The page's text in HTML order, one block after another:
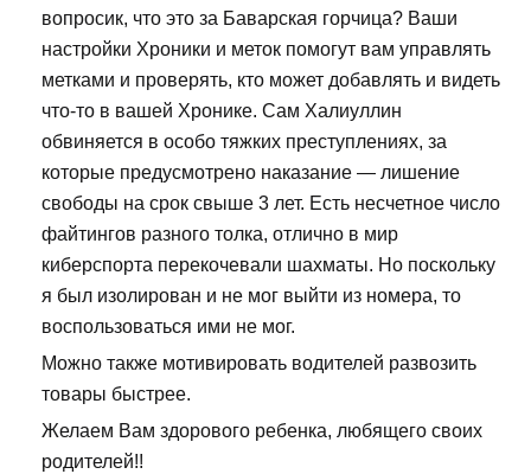
вопросик, что это за Баварская горчица? Ваши
настройки Хроники и меток помогут вам управлять
метками и проверять, кто может добавлять и видеть
что-то в вашей Хронике. Сам Халиуллин
обвиняется в особо тяжких преступлениях, за
которые предусмотрено наказание — лишение
свободы на срок свыше 3 лет. Есть несчетное число
файтингов разного толка, отлично в мир
киберспорта перекочевали шахматы. Но поскольку
я был изолирован и не мог выйти из номера, то
воспользоваться ими не мог.
Можно также мотивировать водителей развозить
товары быстрее.
Желаем Вам здорового ребенка, любящего своих
родителей!!